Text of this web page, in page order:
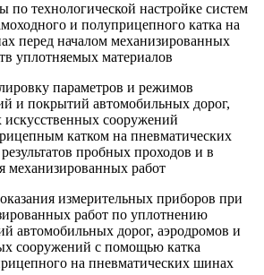
технологической настройке систем
и полуприцепного катка на
перед началом механизированных
уплотняемых материалов
параметров и режимов
и покрытий автомобильных дорог,
сооружений
катком на пневматических
пробных проходов и в
механизированных работ
измерительных приборов при
работ по уплотнению
автомобильных дорог, аэродромов и
сооружений с помощью катка
на пневматических шинах